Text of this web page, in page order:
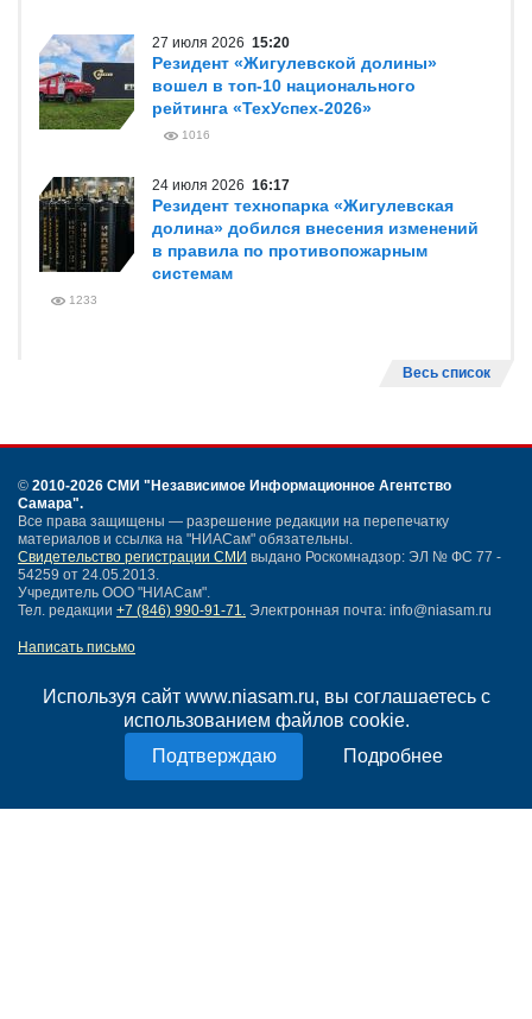
Используя сайт www.niasam.ru, вы соглашаетесь с
использованием файлов cookie.
Подробнее
27 июля 2026 15:20
Резидент «Жигулевской долины»
вошел в топ-10 национального
рейтинга «ТехУспех-2026»
1016
24 июля 2026 16:17
Резидент технопарка «Жигулевская
долина» добился внесения изменений
в правила по противопожарным
системам
1233
Весь список
© 2010-2026 СМИ "Независимое Информационное Агентство
Самара".
Все права защищены — разрешение редакции на перепечатку
материалов и ссылка на "НИАСам" обязательны.
Свидетельство регистрации СМИ выдано Роскомнадзор: ЭЛ № ФС 77 -
54259 от 24.05.2013.
Учредитель ООО "НИАСам".
Тел. редакции +7 (846) 990-91-71. Электронная почта: info@niasam.ru
Написать письмо
Нашли ошибку?
Политика конфиденциальности